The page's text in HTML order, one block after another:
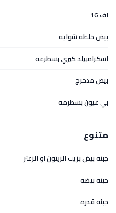
اف 16
بيض خلطه شوايه
اسكرامبيلد كيري بسطرمه
بيض مدحرج
بي عيون بسطرمه
متنوع
جبنه بيض بزيت الزيتون او الزعتر
جبنه بيضه
جبنه قدره